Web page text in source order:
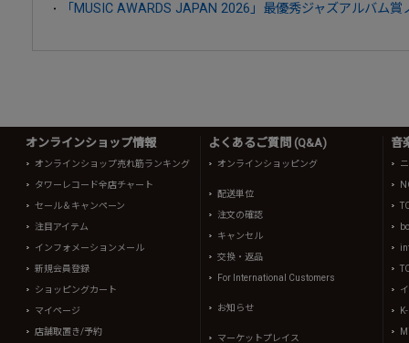
「MUSIC AWARDS JAPAN 2026」最優秀ジャズアルバム賞
オンラインショップ情報
オンラインショップ売れ筋ランキング
タワーレコード全店チャート
セール＆キャンペーン
注目アイテム
インフォメーションメール
新規会員登録
ショッピングカート
マイページ
店舗取置き/予約
よくあるご質問 (Q&A)
オンラインショッピング
配送単位
注文の確認
キャンセル
交換・返品
For International Customers
お知らせ
マーケットプレイス
音